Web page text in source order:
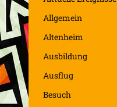
Allgemein
Altenheim
Ausbildung
Ausflug
Besuch